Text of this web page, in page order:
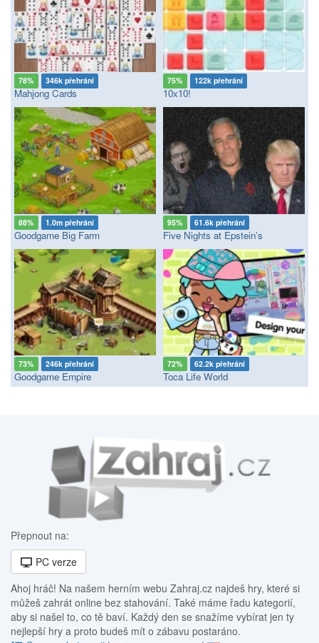
78% 346k přehrání
Mahjong Cards
75% 122k přehrání
10x10!
88% 1.0m přehrání
Goodgame Big Farm
95% 61.6k přehrání
Five Nights at Epstein’s
73% 246k přehrání
Goodgame Empire
72% 62.2k přehrání
Toca Life World
Přepnout na:
PC verze
Ahoj hráč! Na našem herním webu Zahraj.cz najdeš hry, které si
můžeš zahrát online bez stahování. Také máme řadu kategorií,
aby si našel to, co tě baví. Každý den se snažíme vybírat jen ty
nejlepší hry a proto budeš mít o zábavu postaráno.